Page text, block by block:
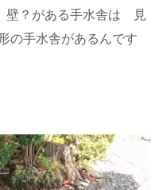
壁？がある手水舎は 見
の手水舎があるんです